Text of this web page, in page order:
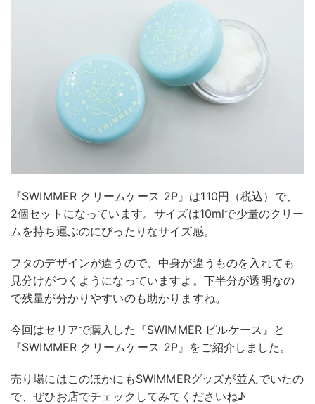
『SWIMMER クリームケース 2P』は110円（税込）で、
2個セットになっています。サイズは10mlで少量のクリー
ムを持ち運ぶのにぴったりなサイズ感。
フタのデザインが違うので、中身が違うものを入れても
見分けがつくようになっていますよ。下半分が透明なの
で残量が分かりやすいのも助かりますね。
今回はセリアで購入した『SWIMMER ピルケース』と
『SWIMMER クリームケース 2P』をご紹介しました。
売り場にはこのほかにもSWIMMERグッズが並んでいたの
で、ぜひお店でチェックしてみてくださいね♪